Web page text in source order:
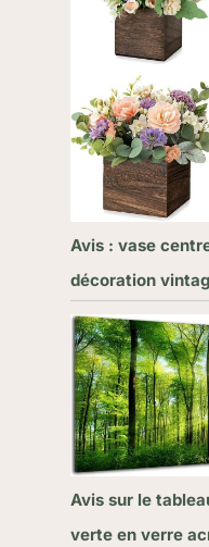
Avis : vase
décoration
Avis sur le
verte en verre